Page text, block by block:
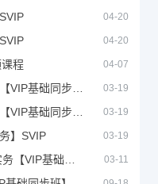
04-20
04-20
程 04-07
03-19
03-19
】SVIP 03-19
03-11